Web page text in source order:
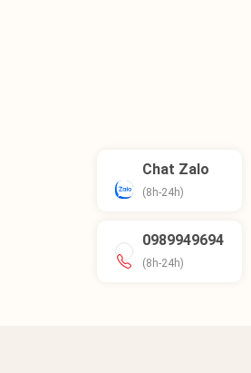
Chat Zalo
(8h-24h)
0989949694
(8h-24h)